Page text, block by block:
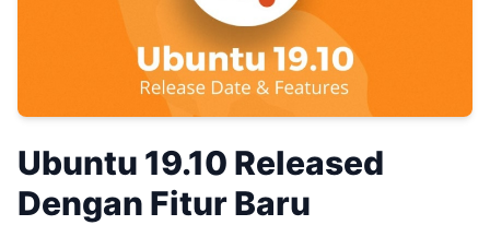
Ubuntu 19.10 Released
Dengan Fitur Baru